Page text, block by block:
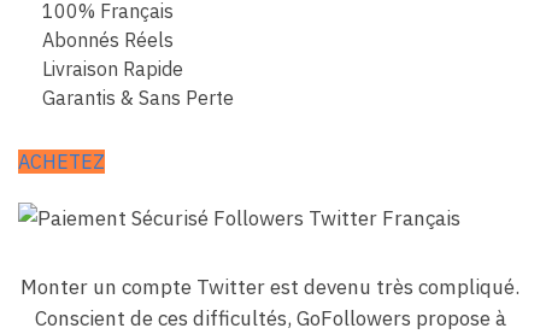
100% Français
Abonnés Réels
Livraison Rapide
Garantis & Sans Perte
ACHETEZ
Monter un compte Twitter est devenu très compliqué.
Conscient de ces difficultés, GoFollowers propose à